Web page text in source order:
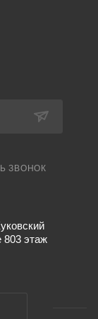
ЗВОНОК
этаж